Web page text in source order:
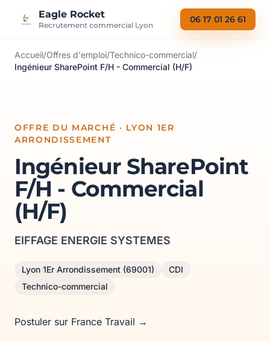
Eagle Rocket
Recrutement commercial Lyon
06 17 01 26 61
Accueil/Offres d'emploi/Technico-commercial/
Ingénieur SharePoint F/H - Commercial (H/F)
OFFRE DU MARCHÉ · LYON 1ER
ARRONDISSEMENT
Ingénieur SharePoint
F/H - Commercial
(H/F)
EIFFAGE ENERGIE SYSTEMES
Lyon 1Er Arrondissement (69001)
CDI
Technico-commercial
Postuler sur France Travail →